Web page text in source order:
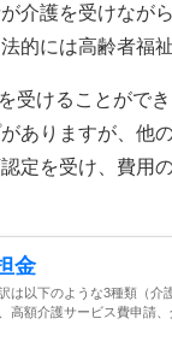
介護を受けなが
的には高齢者福
けることができ
ありますが、他
定を受け、費用
金
以下のような3種類（介
額介護サービス費申請